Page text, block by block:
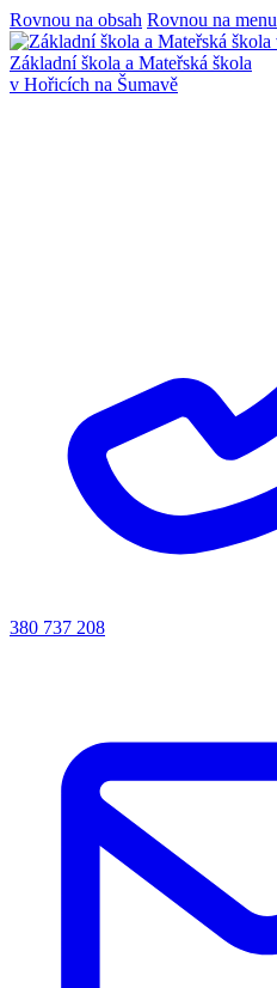
Rovnou na obsah Rovnou na menu
Základní škola a Mateřská škola
v Hořicích na Šumavě
380 737 208